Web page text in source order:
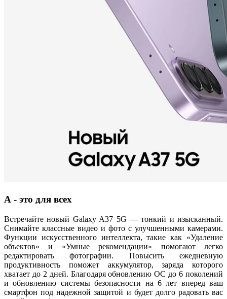
А - это для всех
Встречайте новый Galaxy A37 5G — тонкий и изысканный.
Снимайте классные видео и фото с улучшенными камерами.
Функции искусственного интеллекта, такие как «Удаление
объектов» и «Умные рекомендации» помогают легко
редактировать фотографии. Повысить ежедневную
продуктивность поможет аккумулятор, заряда которого
хватает до 2 дней. Благодаря обновлению ОС до 6 поколений
и обновлению системы безопасности на 6 лет вперед ваш
смартфон под надежной защитой и будет долго радовать вас